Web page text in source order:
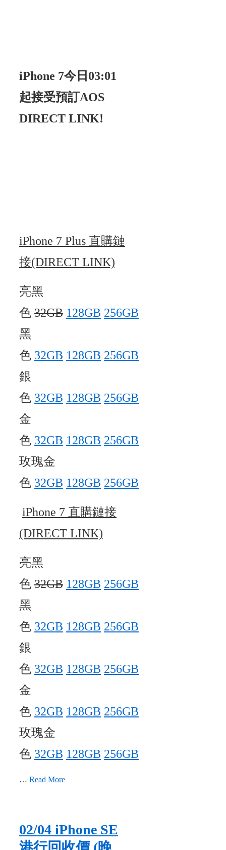
iPhone 7今日03:01
起接受預訂AOS
DIRECT LINK!
iPhone 7 Plus 直購鏈
接(DIRECT LINK)
亮黑
色 32GB 128GB 256GB
黑
色 32GB 128GB 256GB
銀
色 32GB 128GB 256GB
金
色 32GB 128GB 256GB
玫瑰金
色 32GB 128GB 256GB
iPhone 7 直購鏈接
(DIRECT LINK)
亮黑
色 32GB 128GB 256GB
黑
色 32GB 128GB 256GB
銀
色 32GB 128GB 256GB
金
色 32GB 128GB 256GB
玫瑰金
色 32GB 128GB 256GB
… Read More
02/04 iPhone SE​